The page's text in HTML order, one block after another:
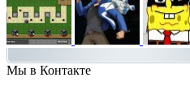
Мы в Контакте